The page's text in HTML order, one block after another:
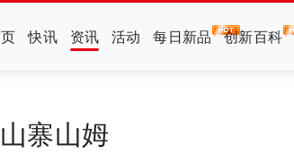
快讯 资讯 活动 每日新品 创新百科
寨山姆